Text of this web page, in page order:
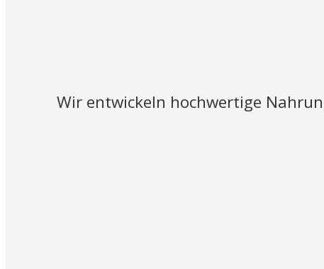
Wir entwickeln hochwertige